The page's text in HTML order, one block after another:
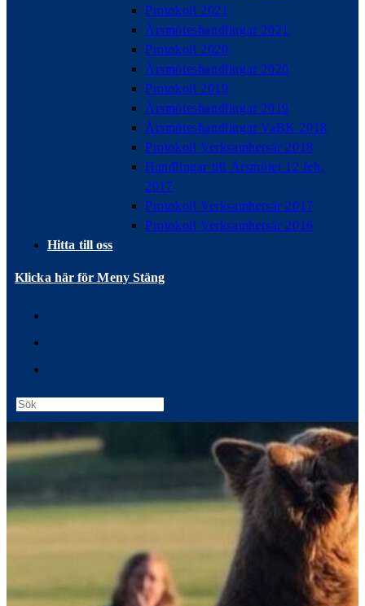
Protokoll 2021
Årsmöteshandlingar 2021
Protokoll 2020
Årsmöteshandlingar 2020
Protokoll 2019
Årsmöteshandlingar 2019
Årsmöteshandlingar VaBK 2018
Protokoll Verksamhetsår 2018
Handlingar till Årsmötet 12 feb,
2017
Protokoll Verksamhetsår 2017
Protokoll Verksamhetsår 2016
Hitta till oss
Klicka här för Meny Stäng
Escape
close
search